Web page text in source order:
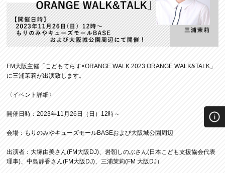
FM大阪主催「こどもてらす×ORANGE WALK 2023 ORANGE WALK&TALK」
に三浦茉莉が出演致します。
〈イベント詳細〉
開催日時：2023年11月26日（日）12時～
会場：もりのみやキューズモールBASEおよび大阪城公園周辺
出演者：大塚由美さん(FM大阪DJ)、岩朝しのぶさん(日本こども支援協会代表
理事)、中島静香さん(FM大阪DJ)、三浦茉莉(FM 大阪DJ）